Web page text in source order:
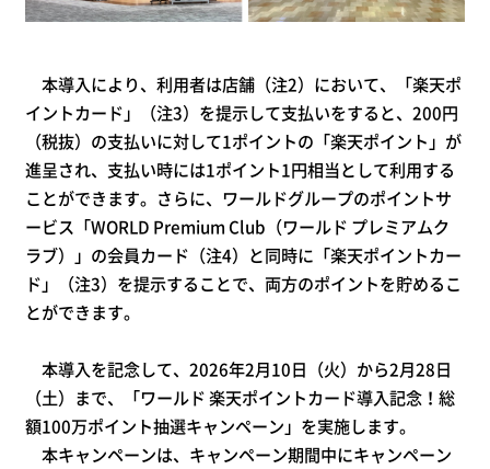
本導入により、利用者は店舗（注2）において、「楽天ポ
イントカード」（注3）を提示して支払いをすると、200円
（税抜）の支払いに対して1ポイントの「楽天ポイント」が
進呈され、支払い時には1ポイント1円相当として利用する
ことができます。さらに、ワールドグループのポイントサ
ービス「WORLD Premium Club（ワールド プレミアムク
ラブ）」の会員カード（注4）と同時に「楽天ポイントカー
ド」（注3）を提示することで、両方のポイントを貯めるこ
とができます。
本導入を記念して、2026年2月10日（火）から2月28日
（土）まで、「ワールド 楽天ポイントカード導入記念！総
額100万ポイント抽選キャンペーン」を実施します。
本キャンペーンは、キャンペーン期間中にキャンペーン